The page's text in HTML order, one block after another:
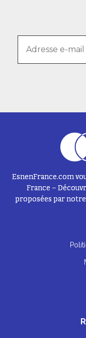
EsnenFrance.com
France –
proposées par notre